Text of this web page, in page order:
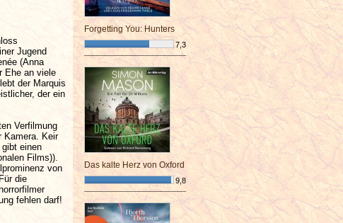
Jugend
(Anna
Ehe an viele
der Marquis
der ein
Verfilmung
Kamera. Keir
gibt einen
Films)).
von
die
fehlen darf!
Forgetting You: Hunters
7,3
¯¯¯¯¯¯¯¯¯¯¯¯¯¯¯¯¯¯¯¯¯¯¯¯
Das kalte Herz von Oxford
9,8
¯¯¯¯¯¯¯¯¯¯¯¯¯¯¯¯¯¯¯¯¯¯¯¯